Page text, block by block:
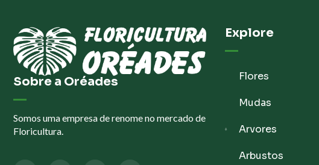
Sobre a Oréades
Somos uma empresa de renome no mercado de
Floricultura.
Explore
Flores
Mudas
Arvores
Arbustos